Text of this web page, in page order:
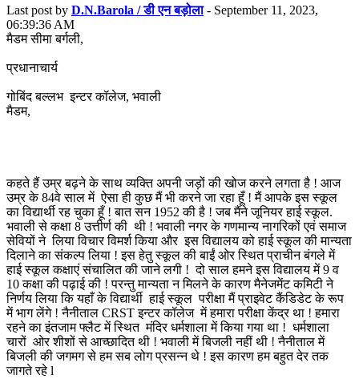
Last post by D.N.Barola / डी एन बड़ोला - September 11, 2023,
06:39:36 AM
मैडम सीमा बर्गली,
प्रधानाचार्य
गोबिंद बल्लभ इन्टर कॉलेज, भवाली
मैडम,
कहते हैं उम्र बढ़ने के साथ व्यक्ति अपनी जड़ों की खोज करने लगता है ! आज
उम्र के 84वे साल में ऐसा ही कुछ मैं भी करने जा रहा हूँ ! मैं आपके इस स्कूल
का विद्यार्थी रह चुका हूँ ! बात सन 1952 की है ! जब मैंने जूनियर हाई स्कूल.
भवाली से कक्षा 8 उत्तीर्ण की थी ! भवाली नगर के गणमान्य नागरिकों एवं समाज
सेवियों ने लिया विचार विमर्श किया और इस विद्यालय को हाई स्कूल की मान्यता
दिलाने का संकल्प लिया ! इस हेतु स्कूल की बाईं ओर स्थित प्राचीन बंगले में
हाई स्कूल कक्षाएं संचालित की जाने लगी ! दो साल हमने इस विद्यालय में 9 व
10 कक्षा की पढ़ाई की ! परन्तु मान्यता न मिलने के कारण मैनेजमेंट कमिटी ने
निर्णय लिया कि यहाँ के विद्यार्थी हाई स्कूल परीक्षा मैं प्राइवेट कैंडिडेट के रूप
में भाग लेंगे ! नैनीताल CRST इन्टर कॉलेज में हमारा परीक्षा केंद्र था ! हमारा
रहने का इंतजाम फ्लैट में स्थित मंदिर धर्मशाला में किया गया था ! धर्मशाला
चारों ओर शीशों से आच्छादित थी ! भवाली में बिजली नहीं थी ! नैनीताल में
बिजली की जगमग से हम सब लोग प्रसन्न थे ! इस कारण हम बहुत देर तक
जागते रहे l